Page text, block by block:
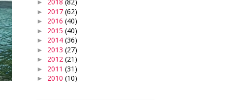
►
► 2017 (62)
► 2016 (40)
► 2015 (40)
► 2014 (36)
► 2013 (27)
► 2012 (21)
► 2011 (31)
► 2010 (10)